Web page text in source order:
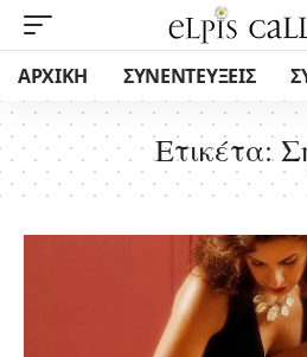
ΑΡΧΙΚΗ ΣΥΝΕΝΤΕΥΞΕΙΣ
Ετικέτα: